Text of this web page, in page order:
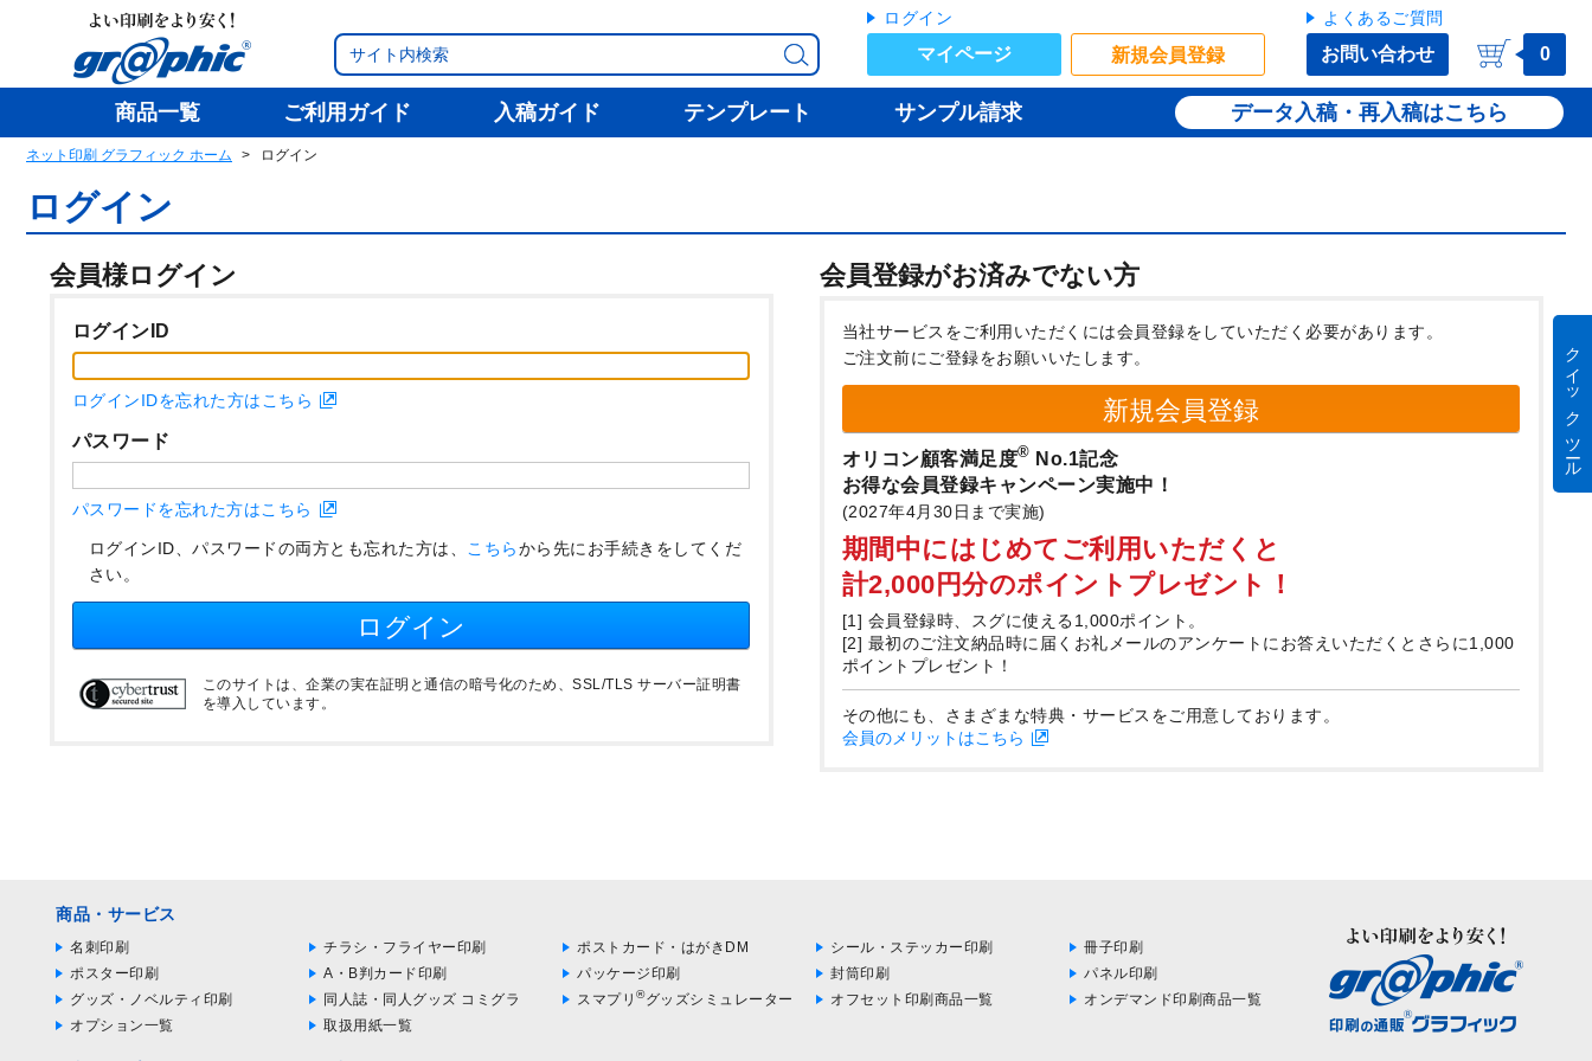
ログイン
マイページ 新規会員登録
よくあるご質問
お問い合わせ 0
商品一覧 ご利用ガイド 入稿ガイド テンプレート サンプル請求 データ入稿・再入稿
ネット印刷 グラフィック ホーム ログイン
ログイン
会員様ログイン 会員登録がお済みでない方
ログインID
ログインIDを忘れた方はこちら
パスワード
パスワードを忘れた方はこちら
ログインID、パスワードの両方とも忘れた方は、 こちらから先にお手続きをしてくだ
さい。
ログイン
このサイトは、企業の実在証明と通信の暗号化のため、SSL/TLS サーバー証明書
を導入しています。
当社サービスをご利用いただくには会員登録をしていただく必要があります。
ご注文前にご登録をお願いいたします。
新規会員登録
オリコン顧客満足度® No.1記念
お得な会員登録キャンペーン実施中！
(2027年4月30日まで実施)
期間中にはじめてご利用いただくと
計2,000円分のポイントプレゼント！
[1] 会員登録時、スグに使える1,000ポイント。
[2] 最初のご注文納品時に届くお礼メールのアンケートにお答えいただくとさらに1,000
ポイントプレゼント！
その他にも、さまざまな特典・サービスをご用意しております。
会員のメリットはこちら
商品・サービス
名刺印刷 チラシ・フライヤー印刷 ポストカード・はがきDM シール・ステッカー印刷
冊子印刷
ポスター印刷
A・B判カード印刷 パッケージ印刷 封筒印刷
パネル印刷
グッズ・ノベルティ印刷
同人誌・同人グッズ コミグラ スマプリ ®グッズシミュレーター オフセット印刷商品一覧
オンデマンド印刷商品一覧
オプション一覧
取扱用紙一覧
クイック ツール